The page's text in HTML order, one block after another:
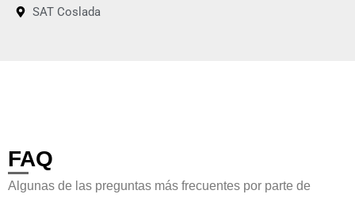
SAT Coslada
FAQ
Algunas de las preguntas más frecuentes por parte de